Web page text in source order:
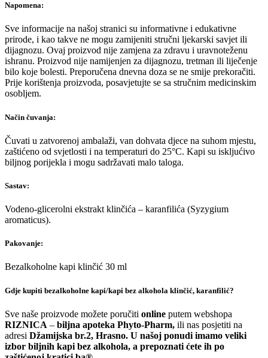
Napomena:
Sve informacije na našoj stranici su informativne i edukativne
prirode, i kao takve ne mogu zamijeniti stručni ljekarski savjet ili
dijagnozu. Ovaj proizvod nije zamjena za zdravu i uravnoteženu
ishranu. Proizvod nije namijenjen za dijagnozu, tretman ili liječenje
bilo koje bolesti. Preporučena dnevna doza se ne smije prekoračiti.
Prije korištenja proizvoda, posavjetujte se sa stručnim medicinskim
osobljem.
Način čuvanja:
Čuvati u zatvorenoj ambalaži, van dohvata djece na suhom mjestu,
zaštićeno od svjetlosti i na temperaturi do 25°C. Kapi su iskljućivo
biljnog porijekla i mogu sadržavati malo taloga.
Sastav:
Vodeno-glicerolni ekstrakt klinčića – karanfilića (Syzygium
aromaticus).
Pakovanje:
Bezalkoholne kapi klinčić 30 ml
Gdje kupiti bezalkoholne kapi/kapi bez alkohola klinčić, karanfilić?
Sve naše proizvode možete poručiti online putem webshopa
RIZNICA – biljna apoteka Phyto-Pharm, ili nas posjetiti na
adresi Džamijska br.2, Hrasno. U našoj ponudi imamo veliki
izbor biljnih kapi bez alkohola, a prepoznati ćete ih po